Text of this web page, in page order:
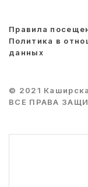
Правила
Политика в
данных
© 2021
ВСЕ ПРАВА